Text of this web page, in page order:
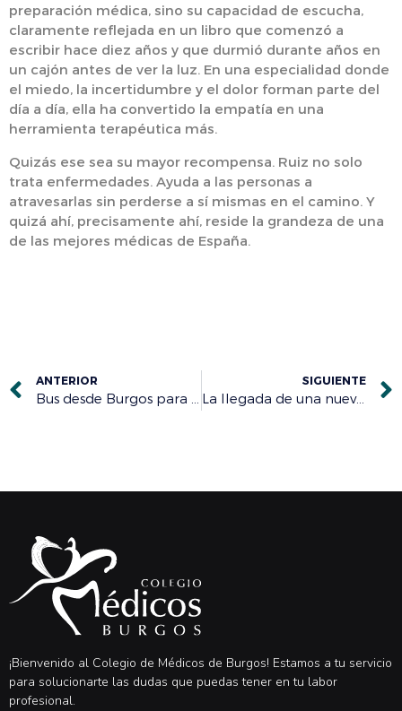
preparación médica, sino su capacidad de escucha,
claramente reflejada en un libro que comenzó a
escribir hace diez años y que durmió durante años en
un cajón antes de ver la luz. En una especialidad donde
el miedo, la incertidumbre y el dolor forman parte del
día a día, ella ha convertido la empatía en una
herramienta terapéutica más.
Quizás ese sea su mayor recompensa. Ruiz no solo
trata enfermedades. Ayuda a las personas a
atravesarlas sin perderse a sí mismas en el camino. Y
quizá ahí, precisamente ahí, reside la grandeza de una
de las mejores médicas de España.
ANTERIOR SIGUIENTE
La llegada de una nueva ola de calor obliga a reforzar las medidas de prevención
¡Bienvenido al Colegio de Médicos de Burgos! Estamos a tu servicio
para solucionarte las dudas que puedas tener en tu labor
profesional.